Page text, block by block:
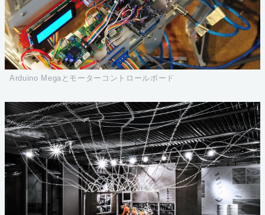
Arduino Megaとモーターコントロールボード